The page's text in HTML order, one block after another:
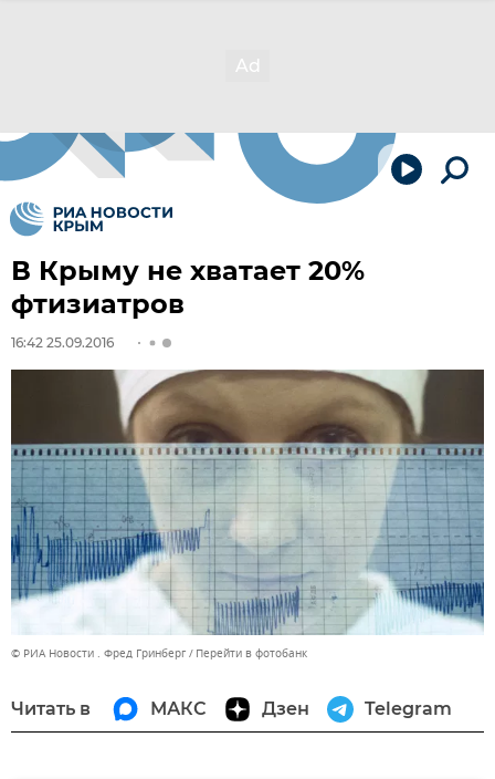
В Крыму не хватает 20%
фтизиатров
16:42 25.09.2016
© РИА Новости . Фред Гринберг Перейти в фотобанк
Читать в МАКС Дзен Telegram